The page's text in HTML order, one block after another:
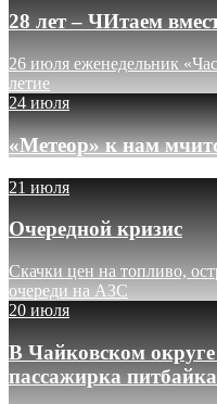
28 лет – ЧИтаем
26 июля еженедельник
летие
24 июля
«Метеор» к нам
21 июля
Очередной кризис
Скачки цен на топливо,
очереди на АЗС
20 июля
В Чайковском
пассажирка питбайка